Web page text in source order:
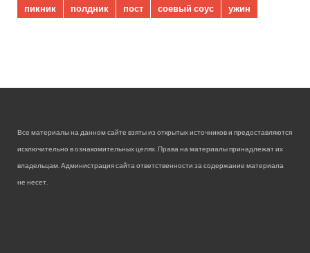
пикник
полдник пост соевый соус ужин
Все материалы на данном сайте взяты из открытых источников и предоставляются
исключительно в ознакомительных целях. Права на материалы принадлежат их
владельцам. Администрация сайта ответственности за содержание материала
не несет.